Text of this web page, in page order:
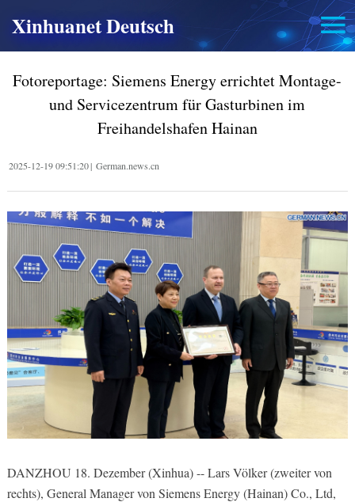
Xinhuanet Deutsch
Fotoreportage: Siemens Energy errichtet Montage-
und Servicezentrum für Gasturbinen im
Freihandelshafen Hainan
2025-12-19 09:51:20| German.news.cn
DANZHOU 18. Dezember (Xinhua) -- Lars Völker (zweiter von
rechts), General Manager von Siemens Energy (Hainan) Co., Ltd,